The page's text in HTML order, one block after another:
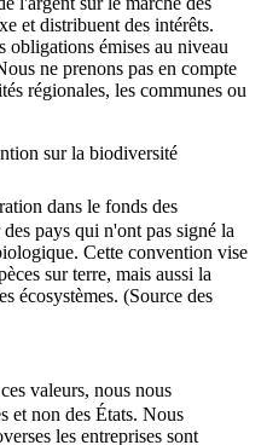
et distribuent des intérêts.
obligations émises au niveau
ne prenons pas en compte
régionales, les communes ou
sur la biodiversité
dans le fonds des
pays qui n'ont pas signé la
Cette convention vise
sur terre, mais aussi la
écosystèmes. (Source des
valeurs, nous nous
et non des États. Nous
les entreprises sont